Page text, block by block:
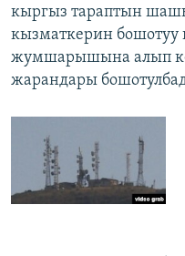
кыргыз тараптын
кызматкерин
жумшарышына алып
жарандары